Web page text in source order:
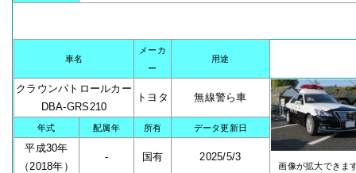
車名
メーカ
ー
用途
クラウンパトロールカー
DBA-GRS210
トヨタ 無線警ら車
画像が拡大できま
年式 配属年 所有 データ更新日
平成30年
（2018年）
- 国有 2025/5/3